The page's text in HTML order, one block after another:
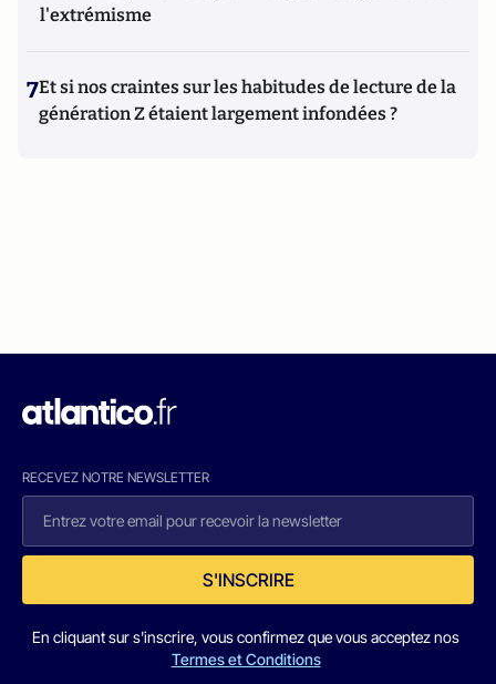
l'extrémisme
7Et si nos craintes sur les habitudes de lecture de la
génération Z étaient largement infondées ?
RECEVEZ NOTRE NEWSLETTER
S'INSCRIRE
En cliquant sur s'inscrire, vous confirmez que vous acceptez nos
Termes et Conditions